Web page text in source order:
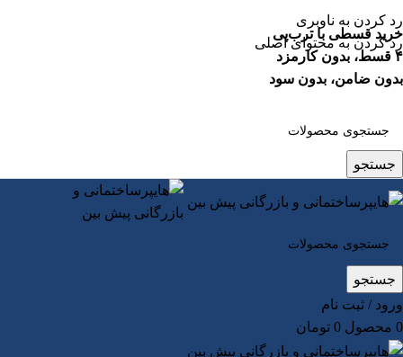
خرید قسطی با ترب‌پی
۴ قسط، بدون کارمزد
بدون ضامن، بدون سود
رد کردن به ناوبری
رد کردن به محتوای اصلی
جستجو
جستجو
ورود / ثبت نام
0 محصول 0 تومان